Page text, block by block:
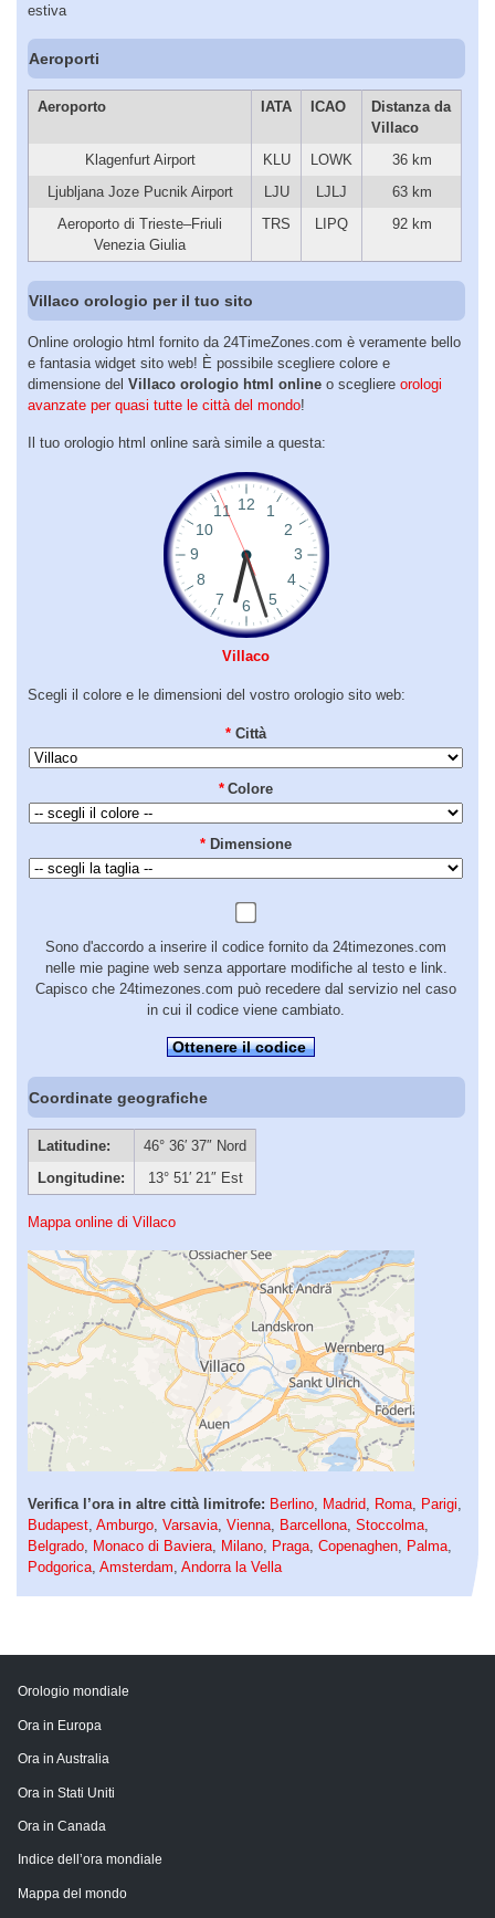
estiva
Aeroporti
Aeroporto IATA ICAO
Distanza da
Villaco
Klagenfurt Airport
KLU LOWK
36 km
Ljubljana Joze Pucnik Airport
LJU LJLJ
63 km
Aeroporto di Trieste–Friuli
Venezia Giulia
TRS LIPQ 92 km
Villaco orologio per il tuo sito
Online orologio html fornito da 24TimeZones.com è veramente bello
e fantasia widget sito web! È possibile scegliere colore e
dimensione del Villaco orologio html online o scegliere orologi
avanzate per quasi tutte le città del mondo!
Il tuo orologio html online sarà simile a questa:
Villaco
Scegli il colore e le dimensioni del vostro orologio sito web:
* Città
* Colore
* Dimensione
Sono d'accordo a inserire il codice fornito da 24timezones.com
nelle mie pagine web senza apportare modifiche al testo e link.
Capisco che 24timezones.com può recedere dal servizio nel caso
in cui il codice viene cambiato.
Ottenere il codice
Coordinate geografiche
Latitudine:
46° 36′ 37″ Nord
Longitudine:
13° 51′ 21″ Est
Mappa online di Villaco
Verifica l’ora in altre città limitrofe: Berlino Madrid Roma Parigi
Budapest Amburgo Varsavia Vienna Barcellona Stoccolma
Belgrado
Monaco di Baviera Milano Praga Copenaghen Palma
Podgorica Amsterdam Andorra la Vella
Orologio mondiale
Ora in Europa
Ora in Australia
Ora in Stati Uniti
Ora in Canada
Indice dell’ora mondiale
Mappa del mondo